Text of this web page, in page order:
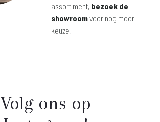
assortiment, bezoek de
showroomvoor nog meer
keuze!
Volg ons op